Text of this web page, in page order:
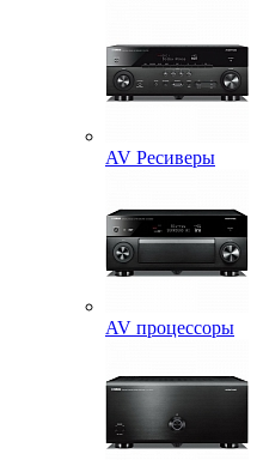
AV Ресиверы
AV процессоры